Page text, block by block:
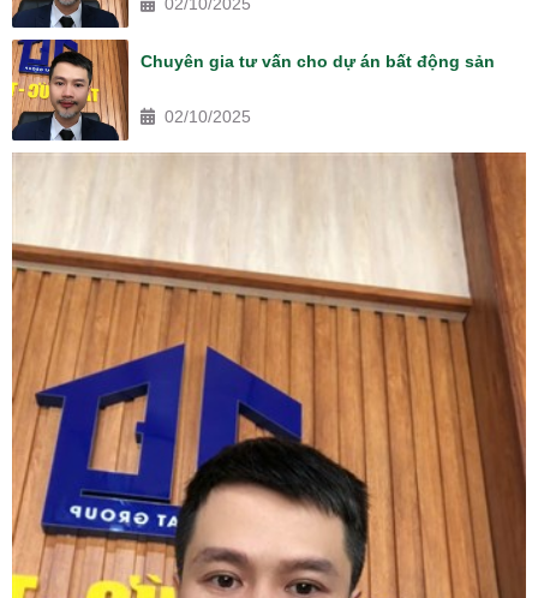
02/10/2025
Chuyên gia tư vấn cho dự án bất động sản
02/10/2025